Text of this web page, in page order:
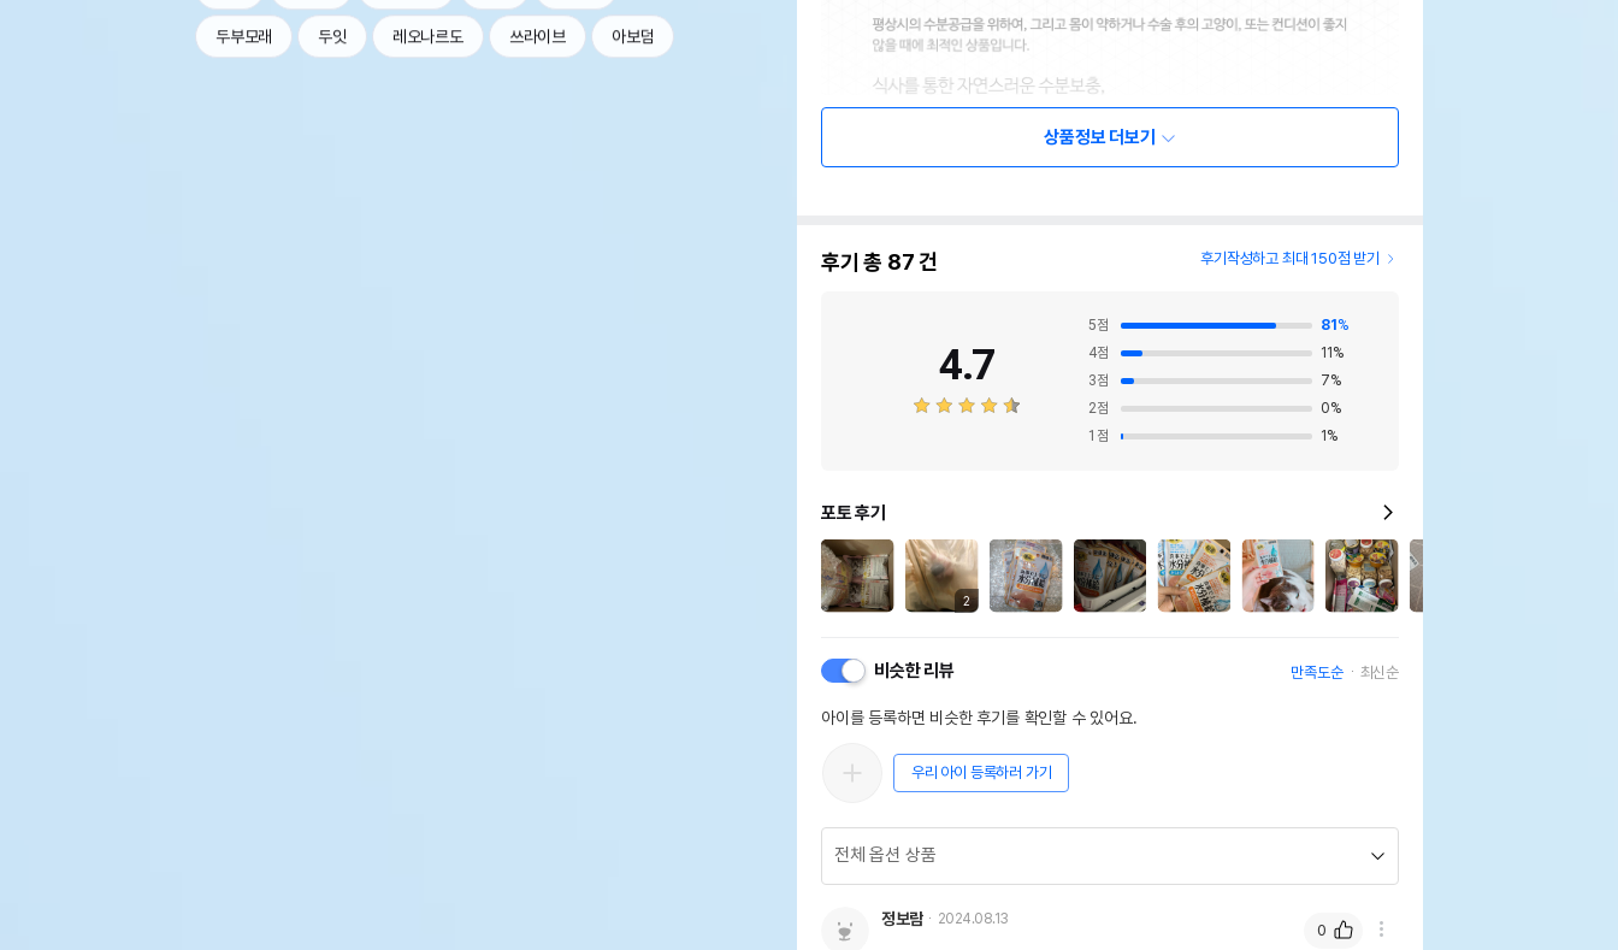
두부모래 두잇 레오나르도 쓰라이브 아보덤
상품정보 더보기
후기 총 87건 후기작성하고 최대 150점 받기
4.7
5점 81 %
4점 11 %
3점 7%
2점 0%
1 점 1 %
포토 후기
2
비슷한 리뷰 만족도순 최신순
아이를 등록하면 비슷한 후기를 확인할 수 있어요.
우리 아이 등록하러 가기
정보람 2024.08.13
0